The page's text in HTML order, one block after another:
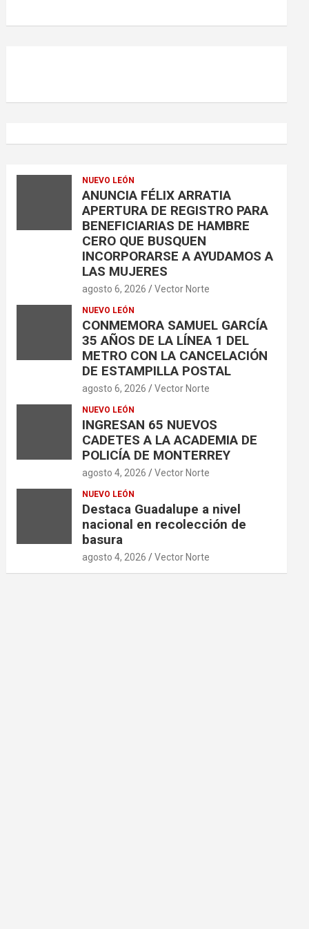
NUEVO LEÓN
ANUNCIA FÉLIX ARRATIA
APERTURA DE REGISTRO PARA
BENEFICIARIAS DE HAMBRE
CERO QUE BUSQUEN
INCORPORARSE A AYUDAMOS A
LAS MUJERES
agosto 6, 2026 Vector Norte
NUEVO LEÓN
CONMEMORA SAMUEL GARCÍA
35 AÑOS DE LA LÍNEA 1 DEL
METRO CON LA CANCELACIÓN
DE ESTAMPILLA POSTAL
agosto 6, 2026 Vector Norte
NUEVO LEÓN
INGRESAN 65 NUEVOS
CADETES A LA ACADEMIA DE
POLICÍA DE MONTERREY
agosto 4, 2026 Vector Norte
NUEVO LEÓN
Destaca Guadalupe a nivel
nacional en recolección de
basura
agosto 4, 2026 Vector Norte